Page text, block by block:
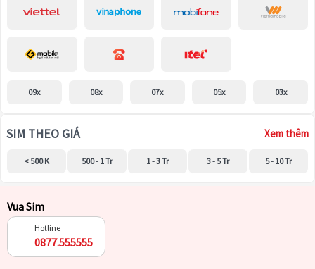
09x 08x 07x 05x 03x
SIM THEO GIÁ Xem thêm
< 500 K 500 - 1 Tr 1 - 3 Tr 3 - 5 Tr 5 - 10 Tr
Vua Sim
Hotline
0877.555555